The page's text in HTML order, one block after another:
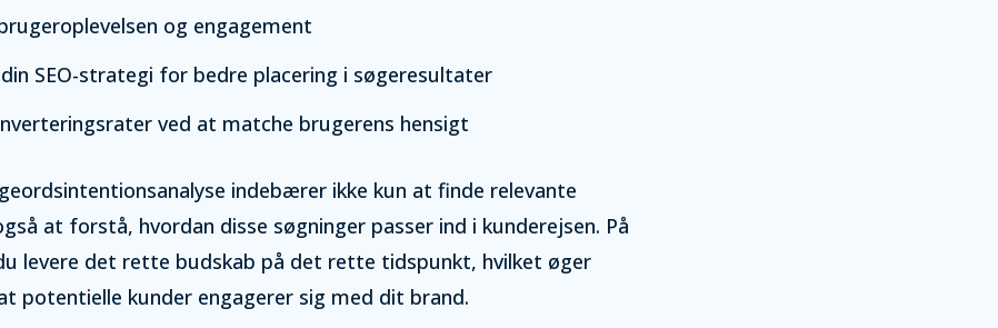
og engagement
SEO-strategi for bedre placering i søgeresultater
ved at matche brugerens hensigt
indebærer ikke kun at finde relevante
at forstå, hvordan disse søgninger passer ind i kunderejsen. På
levere det rette budskab på det rette tidspunkt, hvilket øger
potentielle kunder engagerer sig med dit brand.